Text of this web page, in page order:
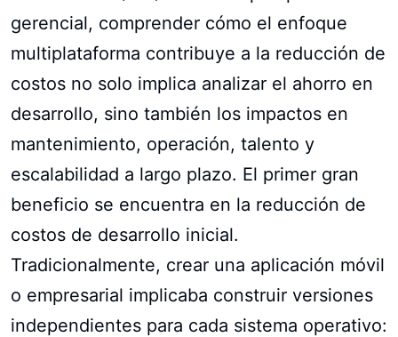
gerencial, comprender cómo el enfoque
multiplataforma contribuye a la reducción de
costos no solo implica analizar el ahorro en
desarrollo, sino también los impactos en
mantenimiento, operación, talento y
escalabilidad a largo plazo. El primer gran
beneficio se encuentra en la reducción de
costos de desarrollo inicial.
Tradicionalmente, crear una aplicación móvil
o empresarial implicaba construir versiones
independientes para cada sistema operativo: